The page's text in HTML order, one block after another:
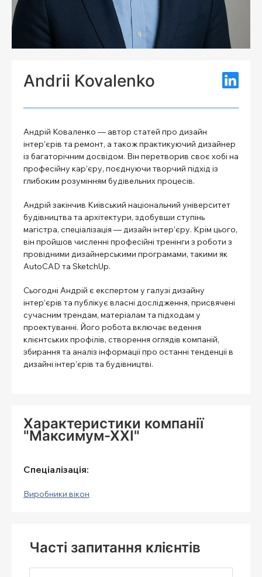
Andrii Kovalenko
Андрій Коваленко — автор статей про дизайн
інтер’єрів та ремонт, а також практикуючий дизайнер
із багаторічним досвідом. Він перетворив своє хобі на
професійну кар’єру, поєднуючи творчий підхід із
глибоким розумінням будівельних процесів.
Андрій закінчив Київський національний університет
будівництва та архітектури, здобувши ступінь
магістра, спеціалізація — дизайн інтер’єру. Крім цього,
він пройшов численні професійні тренінги з роботи з
провідними дизайнерськими програмами, такими як
AutoCAD та SketchUp.
Сьогодні Андрій є експертом у галузі дизайну
інтер’єрів та публікує власні дослідження, присвячені
сучасним трендам, матеріалам та підходам у
проектуванні. Його робота включає ведення
клієнтських профілів, створення оглядів компаній,
збирання та аналіз інформації про останні тенденції в
дизайні інтер’єрів та будівництві.
Характеристики компанії
"Максимум-ХХІ"
Спеціалізація:
Виробники вікон
Часті запитання клієнтів